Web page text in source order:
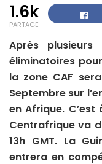
1.6k
PARTAGE
Après
éliminatoires
la zone CAF
Septembre sur
en Afrique.
Centrafrique va
13h GMT. La
entrera en